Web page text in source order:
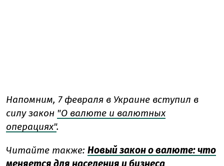
Напомним, 7 февраля в Украине вступил в
силу закон "О валюте и валютных
операциях".
Читайте также: Новый закон о валюте: что